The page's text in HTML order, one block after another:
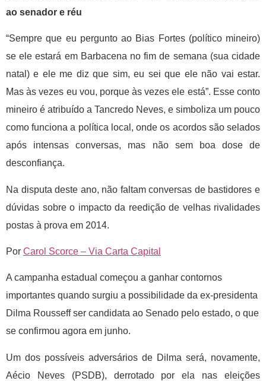
ao senador e réu
“Sempre que eu pergunto ao Bias Fortes (político mineiro)
se ele estará em Barbacena no fim de semana (sua cidade
natal) e ele me diz que sim, eu sei que ele não vai estar.
Mas às vezes eu vou, porque às vezes ele está”. Esse conto
mineiro é atribuído a Tancredo Neves, e simboliza um pouco
como funciona a política local, onde os acordos são selados
após intensas conversas, mas não sem boa dose de
desconfiança.
Na disputa deste ano, não faltam conversas de bastidores e
dúvidas sobre o impacto da reedição de velhas rivalidades
postas à prova em 2014.
Por Carol Scorce – Via Carta Capital
A campanha estadual começou a ganhar contornos
importantes quando surgiu a possibilidade da ex-presidenta
Dilma Rousseff ser candidata ao Senado pelo estado, o que
se confirmou agora em junho.
Um dos possíveis adversários de Dilma será, novamente,
Aécio Neves (PSDB), derrotado por ela nas eleições